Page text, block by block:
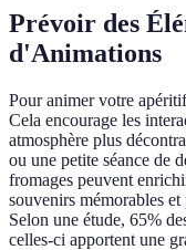
Prévoir des
d'Animations
Pour animer votre
Cela encourage les
atmosphère plus
ou une petite séance de
fromages peuvent
souvenirs mémorables
Selon une étude, 65%
celles-ci apportent une